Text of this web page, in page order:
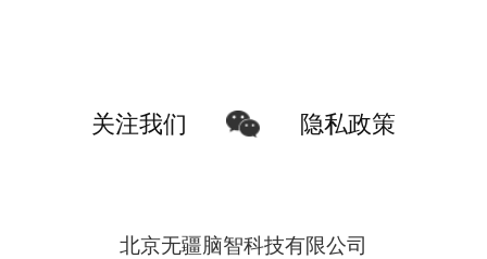
关注我们 隐私政策
北京无疆脑智科技有限公司